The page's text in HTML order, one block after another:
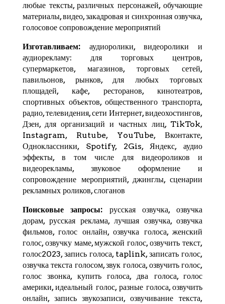
любые тексты, различных персонажей, обучающие
материалы, видео, закадровая и синхронная озвучка,
голосовое сопровождение мероприятий
Изготавливаем:аудиоролики, видеоролики и
аудиорекламу: для торговых центров,
супермаркетов, магазинов, торговых сетей,
павильонов, рынков, для любых торговых
площадей, кафе, ресторанов, кинотеатров,
спортивных объектов, общественного транспорта,
радио, телевидения, сети Интернет, видеохостингов,
Дзен, для организаций и частных лиц, TikTok,
Instagram, Rutube, YouTube,Вконтакте,
Одноклассники, Spotify,2Gis,Яндекс, аудио
эффекты, в том числе для видеороликов и
видеорекламы, звуковое оформление и
сопровождение мероприятий, джинглы, сценарии
рекламных роликов, слоганов
Поисковые запросы:русская озвучка, озвучка
дорам, русская реклама, лучшая озвучка, озвучка
фильмов, голос онлайн, озвучка голоса, женский
голос, озвучку маме, мужской голос, озвучить текст,
голос2023, запись голоса, taplink, записать голос,
озвучка текста голосом, звук голоса, озвучить голос,
голос звонка, купить голоса, два голоса, голос
америки, идеальный голос, разные голоса, озвучить
онлайн, запись звукозаписи, озвучивание текста,